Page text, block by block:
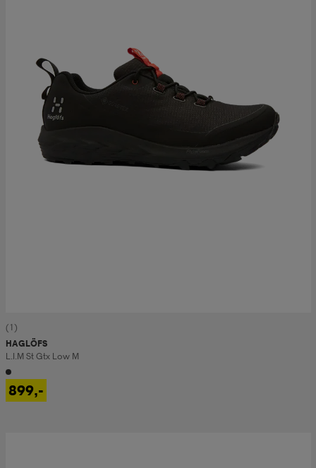
(1)
HAGLÖFS
L.i.m St Gtx Low M
899,-